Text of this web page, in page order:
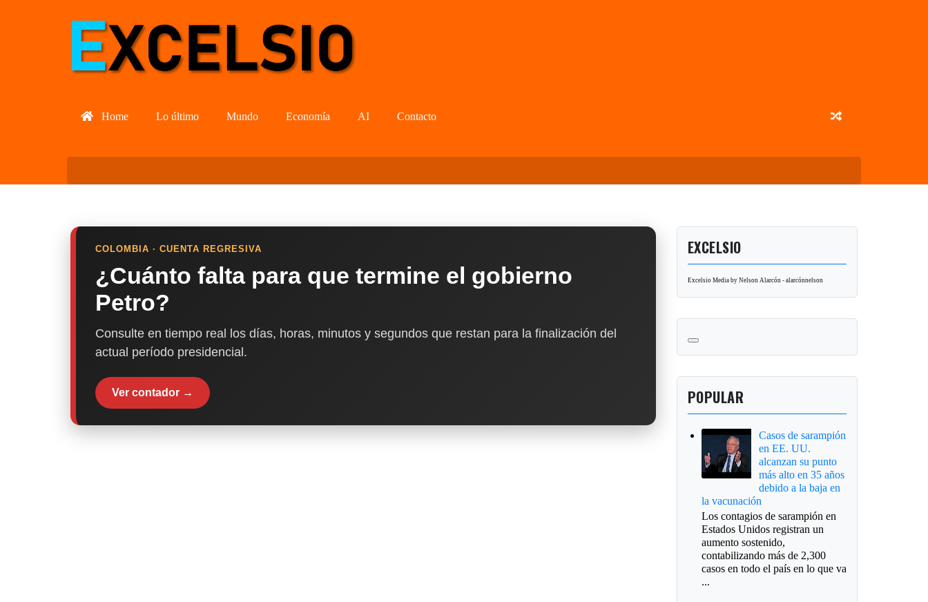
Home Lo último Mundo Economía AI Contacto
COLOMBIA · CUENTA REGRESIVA
¿Cuánto falta para que termine el gobierno
Petro?
Consulte en tiempo real los días, horas, minutos y segundos que restan para la finalización del
actual período presidencial.
Ver contador →
EXCELSIO
Excelsio Media by Nelson Alarcón - alarcónnelson
POPULAR
Casos de sarampión
en EE. UU.
alcanzan su punto
más alto en 35 años
debido a la baja en
la vacunación
Los contagios de sarampión en
Estados Unidos registran un
aumento sostenido,
contabilizando más de 2,300
casos en todo el país en lo que va
...